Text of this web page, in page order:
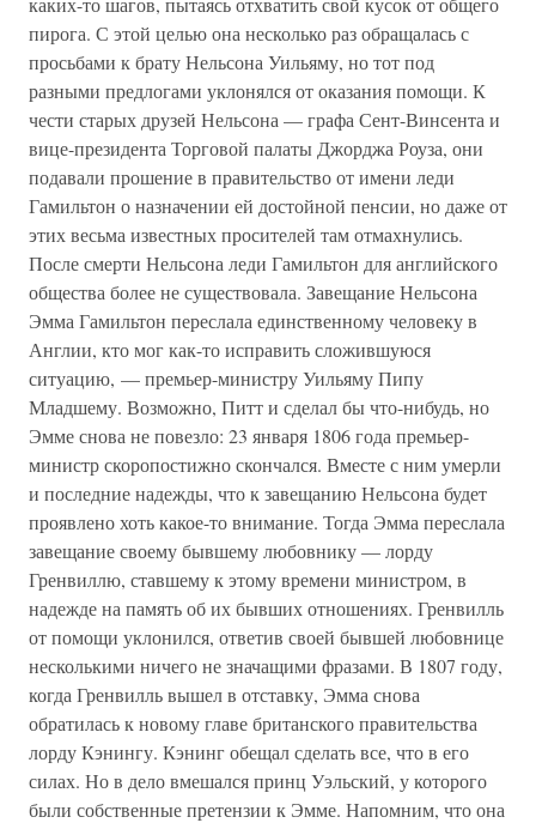
пирога. С этой целью она несколько раз обращалась с
просьбами к брату Нельсона Уильяму, но тот под
разными предлогами уклонялся от оказания помощи. К
чести старых друзей Нельсона — графа Сент-Винсента и
вице-президента Торговой палаты Джорджа Роуза, они
подавали прошение в правительство от имени леди
Гамильтон о назначении ей достойной пенсии, но даже от
этих весьма известных просителей там отмахнулись.
После смерти Нельсона леди Гамильтон для английского
общества более не существовала. Завещание Нельсона
Эмма Гамильтон переслала единственному человеку в
Англии, кто мог как-то исправить сложившуюся
ситуацию, — премьер-министру Уильяму Пипу
Младшему. Возможно, Питт и сделал бы что-нибудь, но
Эмме снова не повезло: 23 января 1806 года премьер-
министр скоропостижно скончался. Вместе с ним умерли
и последние надежды, что к завещанию Нельсона будет
проявлено хоть какое-то внимание. Тогда Эмма переслала
завещание своему бывшему любовнику — лорду
Гренвиллю, ставшему к этому времени министром, в
надежде на память об их бывших отношениях. Гренвилль
от помощи уклонился, ответив своей бывшей любовнице
несколькими ничего не значащими фразами. В 1807 году,
когда Гренвилль вышел в отставку, Эмма снова
обратилась к новому главе британского правительства
лорду Кэнингу. Кэнинг обещал сделать все, что в его
силах. Но в дело вмешался принц Уэльский, у которого
были собственные претензии к Эмме. Напомним, что она